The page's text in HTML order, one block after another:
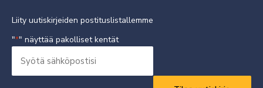
Liity uutiskirjeiden postituslistallemme
"*" näyttää pakolliset kentät
sähköpostisi